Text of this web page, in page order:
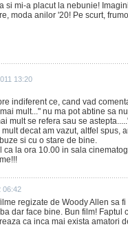
si mi-a placut la nebunie!
moda anilor '20! Pe scurt,
13:20
indiferent ce, cand vad
mult..." nu ma pot abtine sa
mult se refera sau se
decat am vazut, altfel spus,
si cu o stare de bine.
ca la ora 10.00 in sala
06:42
regizate de Woody Allen sa
dar face bine. Bun film! Faptul
ca inca mai exista amatori